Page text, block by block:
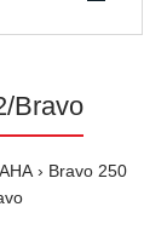
Bravo
Bravo 250